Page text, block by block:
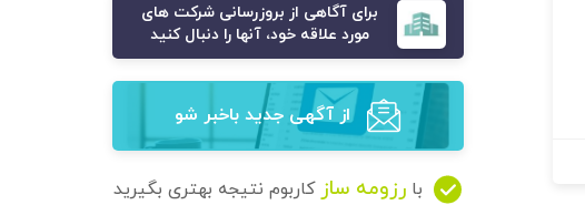
برای آگاهی از بروزرسانی شرکت های
مورد علاقه خود، آنها را دنبال کنید
از آگهی‌ جدید باخبر شو
با رزومه ساز کاربوم نتیجه بهتری بگیرید